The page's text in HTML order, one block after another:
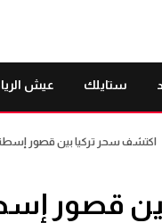
ستايلك عيش
اكتشف سحر تركيا بين قصور
قصور